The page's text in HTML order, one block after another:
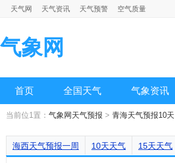
天气网 天气资讯 天气预警 空气质量
气象网
首页 全国天气 气象资讯
当前位1置： 气象网天气预报 > 青海天气预报10天
海西天气预报一周 10天天气 15天天气